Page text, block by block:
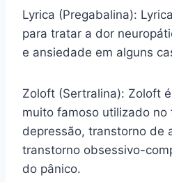
Lyrica (Pregabalina):
para tratar a dor
e ansiedade em alguns
Zoloft (Sertralina): Zoloft
muito famoso utilizado no
depressão, transtorno de
transtorno obsessivo-
do pânico.